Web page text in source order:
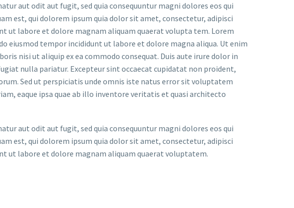
aut odit aut fugit, sed quia consequuntur magni dolores eos qui
est, qui dolorem ipsum quia dolor sit amet, consectetur, adipisci
ut labore et dolore magnam aliquam quaerat volupta tem. Lorem
eiusmod tempor incididunt ut labore et dolore magna aliqua. Ut enim
nisi ut aliquip ex ea commodo consequat. Duis aute irure dolor in
nulla pariatur. Excepteur sint occaecat cupidatat non proident,
Sed ut perspiciatis unde omnis iste natus error sit voluptatem
eaque ipsa quae ab illo inventore veritatis et quasi architecto
aut odit aut fugit, sed quia consequuntur magni dolores eos qui
est, qui dolorem ipsum quia dolor sit amet, consectetur, adipisci
ut labore et dolore magnam aliquam quaerat voluptatem.